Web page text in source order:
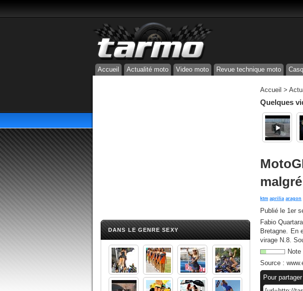
Accueil Actualité moto Video moto Revue technique moto
DANS LE GENRE SEXY
Accueil >
Quelques
ktm aprilia aragon
Publié le 1er
Fabio
Bretagne. En
virage N.8.
Note
Source :
Pour